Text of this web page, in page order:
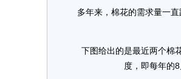
多年来，棉花的需求量一直
下图给出的是最近两个棉花
度，即每年的